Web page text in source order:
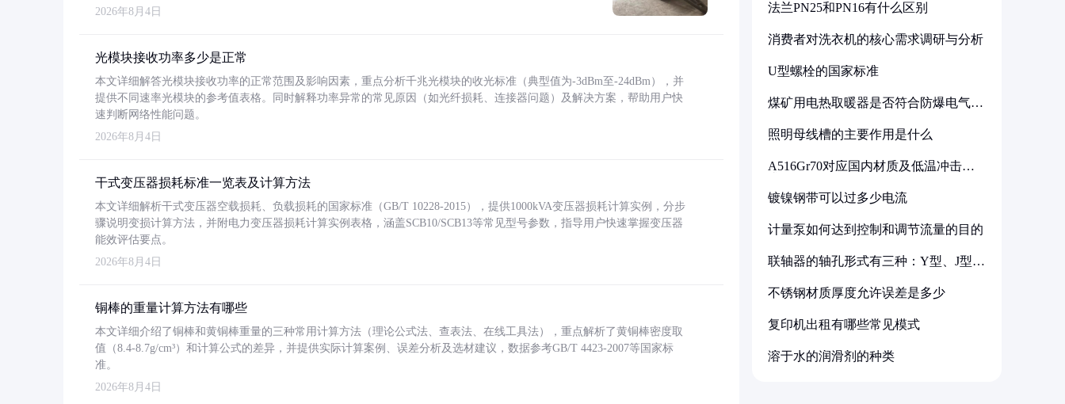
2026年8月4日
光模块接收功率多少是正常
本文详细解答光模块接收功率的正常范围及影响因素，重点分析千兆光模块的收光标准（典型值为-3dBm至-24dBm），并
提供不同速率光模块的参考值表格。同时解释功率异常的常见原因（如光纤损耗、连接器问题）及解决方案，帮助用户快
速判断网络性能问题。
2026年8月4日
干式变压器损耗标准一览表及计算方法
本文详细解析干式变压器空载损耗、负载损耗的国家标准（GB/T 10228-2015），提供1000kVA变压器损耗计算实例，分步
骤说明变损计算方法，并附电力变压器损耗计算实例表格，涵盖SCB10/SCB13等常见型号参数，指导用户快速掌握变压器
能效评估要点。
2026年8月4日
铜棒的重量计算方法有哪些
本文详细介绍了铜棒和黄铜棒重量的三种常用计算方法（理论公式法、查表法、在线工具法），重点解析了黄铜棒密度取
值（8.4-8.7g/cm³）和计算公式的差异，并提供实际计算案例、误差分析及选材建议，数据参考GB/T 4423-2007等国家标
准。
2026年8月4日
法兰PN25和PN16有什么区别
消费者对洗衣机的核心需求调研与分析
U型螺栓的国家标准
煤矿用电热取暖器是否符合防爆电气设
照明母线槽的主要作用是什么
A516Gr70对应国内材质及低温冲击要
镀镍钢带可以过多少电流
计量泵如何达到控制和调节流量的目的
联轴器的轴孔形式有三种：Y型、J型、
不锈钢材质厚度允许误差是多少
复印机出租有哪些常见模式
溶于水的润滑剂的种类